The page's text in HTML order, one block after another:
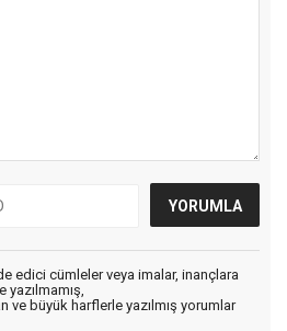
edici cümleler veya imalar, inançlara
yazılmamış,
ve büyük harflerle yazılmış yorumlar